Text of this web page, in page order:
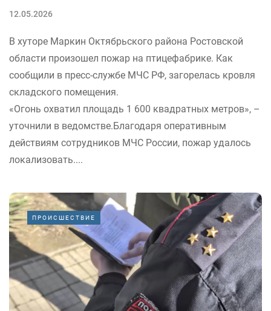
12.05.2026
В хуторе Маркин Октябрьского района Ростовской
области произошел пожар на птицефабрике. Как
сообщили в пресс-службе МЧС РФ, загорелась кровля
складского помещения.
«Огонь охватил площадь 1 600 квадратных метров», –
уточнили в ведомстве.Благодаря оперативным
действиям сотрудников МЧС России, пожар удалось
локализовать....
ПРОИСШЕСТВИЕ